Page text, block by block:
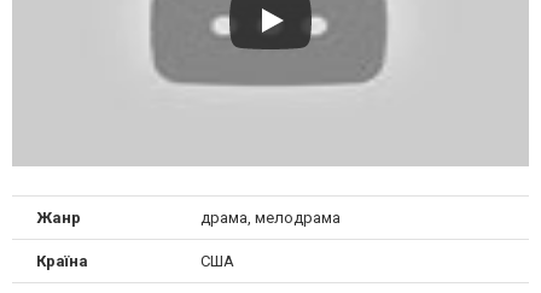
Жанр драма, мелодрама
Країна США